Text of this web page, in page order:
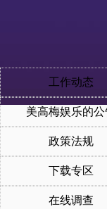
工作动态
美高梅娱乐的公
政策法规
下载专区
在线调查